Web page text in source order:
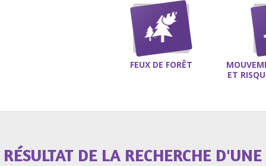
FEUX DE FORÊT
ET
RÉSULTAT DE LA RECHERCHE